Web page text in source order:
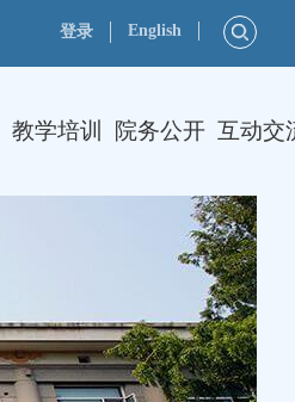
登录 English
教学培训 院务公开 互动交